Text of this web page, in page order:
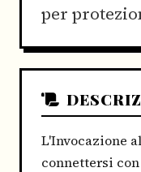
per
L'Invocazione
connettersi